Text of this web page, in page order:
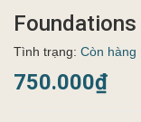
Tình trạng: Còn hàng
750.000₫